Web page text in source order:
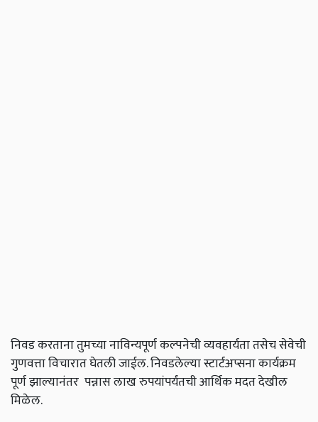
निवड करताना तुमच्या नाविन्यपूर्ण कल्पनेची व्यवहार्यता तसेच सेवेची
गुणवत्ता विचारात घेतली जाईल. निवडलेल्या स्टार्टअप्सना कार्यक्रम
पूर्ण झाल्यानंतर पन्नास लाख रुपयांपर्यंतची आर्थिक मदत देखील
मिळेल.